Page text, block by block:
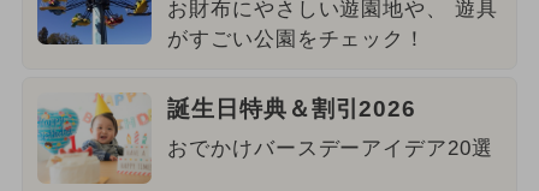
お財布にやさしい遊園地や、 遊具
がすごい公園をチェック！
誕生日特典＆割引2026
おでかけバースデーアイデア20選